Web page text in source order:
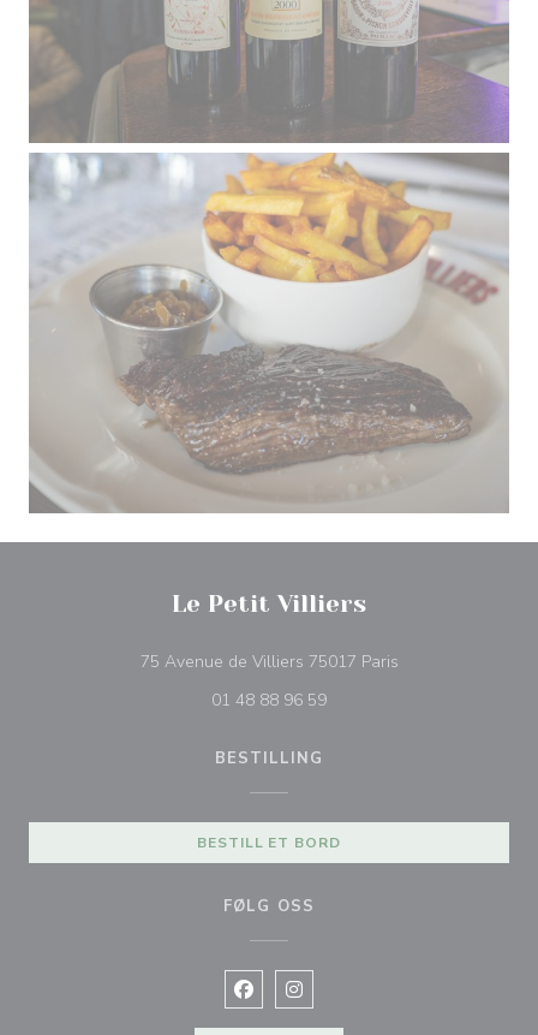
Le Petit Villiers
75 Avenue de Villiers 75017 Paris((åpner i et nytt
01 48 88 96 59
BESTILLING
BESTILL ET BORD
FØLG OSS
Facebook ((åpner i et nytt vindu))
Instagram ((åpner i et nytt